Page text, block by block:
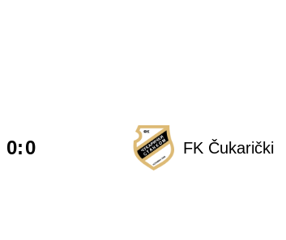
FK Čukarički
0:0